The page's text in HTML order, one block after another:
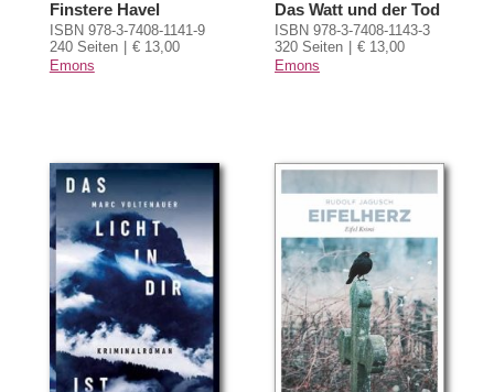
Finstere Havel
ISBN 978-3-7408-1141-9
240 Seiten
€ 13,00
Emons
Das Watt und der Tod
ISBN 978-3-7408-1143-3
320 Seiten
€ 13,00
Emons